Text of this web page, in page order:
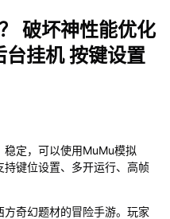
按键设置教程
破坏神性能优化
挂机 按键设置
定，可以使用MuMu模拟
键位设置、多开运行、高帧
方奇幻题材的冒险手游。玩家